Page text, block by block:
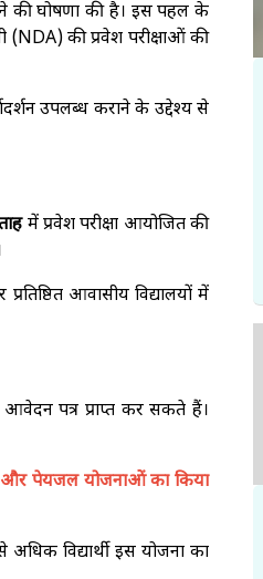
घोषणा की है। इस पहल के
(NDA) की प्रवेश परीक्षाओं की
उपलब्ध कराने के उद्देश्य से
में प्रवेश परीक्षा आयोजित की
आवासीय विद्यालयों में
पत्र प्राप्त कर सकते हैं।
और पेयजल योजनाओं का किया
विद्यार्थी इस योजना का